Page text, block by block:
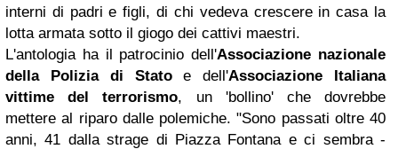
interni di padri e figli, di chi vedeva crescere in casa la
lotta armata sotto il giogo dei cattivi maestri.
L'antologia ha il patrocinio dell'Associazione nazionale
della Polizia di Statoe dell'Associazione Italiana
vittime del terrorismo, un 'bollino' che dovrebbe
mettere al riparo dalle polemiche. "Sono passati oltre 40
anni, 41 dalla strage di Piazza Fontana e ci sembra -